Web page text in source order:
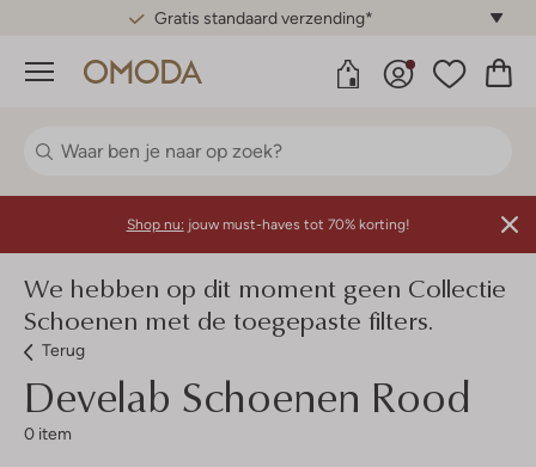
Gratis standaard verzending*
Menu
Shop nu: jouw must-haves tot 70% korting!
We hebben op dit moment geen Collectie
Schoenen met de toegepaste filters.
Terug
Develab Schoenen Rood
0 item